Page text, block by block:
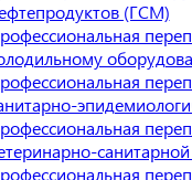
(ГСМ)
санитарной